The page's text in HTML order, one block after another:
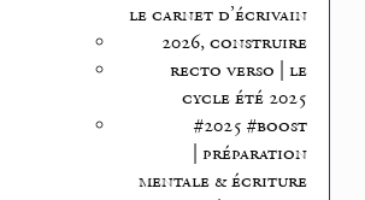
le carnet d’écrivain
2026, construire
recto verso | le
cycle été 2025
#2025 #boost
| préparation
mentale & écriture